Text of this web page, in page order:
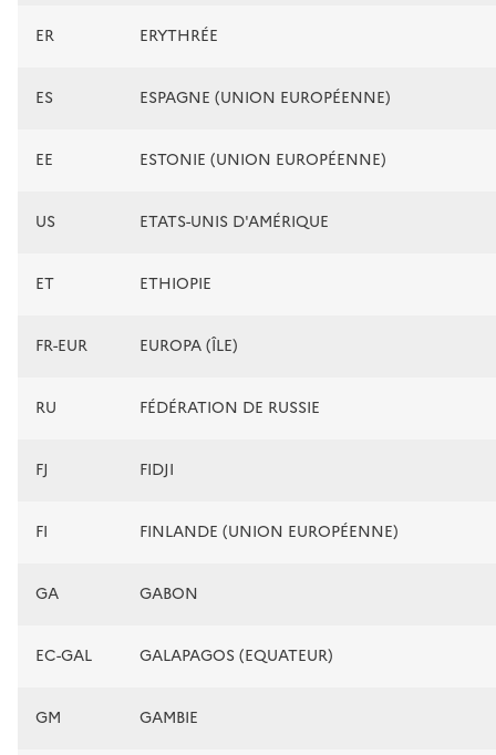
ER ERYTHRÉE
ES ESPAGNE (UNION EUROPÉENNE)
EE ESTONIE (UNION EUROPÉENNE)
US ETATS-UNIS D'AMÉRIQUE
ET ETHIOPIE
FR-EUR EUROPA (ÎLE)
RU FÉDÉRATION DE RUSSIE
FJ FIDJI
FI FINLANDE (UNION EUROPÉENNE)
GA GABON
EC-GAL GALAPAGOS (EQUATEUR)
GM GAMBIE